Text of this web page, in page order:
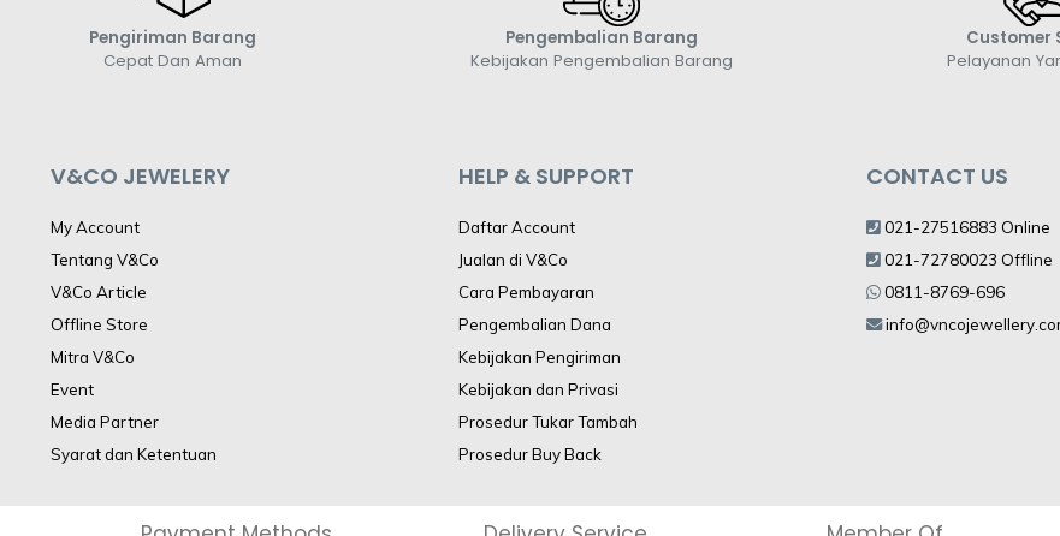
Pengiriman Barang
Cepat Dan Aman
Pengembalian Barang
Kebijakan Pengembalian Barang
Customer
Pelayanan
V&CO JEWELERY
My Account
Tentang V&Co
V&Co Article
Offline Store
Mitra V&Co
Event
Media Partner
Syarat dan Ketentuan
HELP & SUPPORT
Daftar Account
Jualan di V&Co
Cara Pembayaran
Pengembalian Dana
Kebijakan Pengiriman
Kebijakan dan Privasi
Prosedur Tukar Tambah
Prosedur Buy Back
CONTACT US
021-27516883 Online
021-72780023 Offline
0811-8769-696